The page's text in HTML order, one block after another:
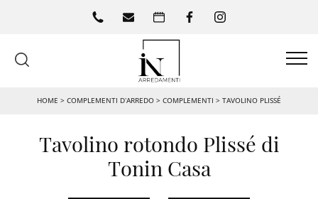
HOME > COMPLEMENTI D’ARREDO > COMPLEMENTI > TAVOLINO PLISSÉ
Tavolino rotondo Plissé di
Tonin Casa